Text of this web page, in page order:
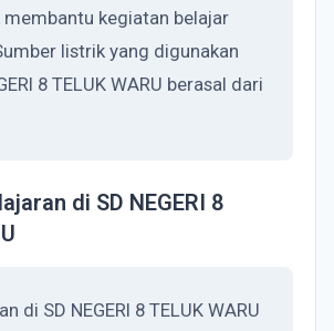
kegiatan belajar
listrik yang digunakan
8 TELUK WARU berasal dari
di SD NEGERI 8
di SD NEGERI 8 TELUK WARU